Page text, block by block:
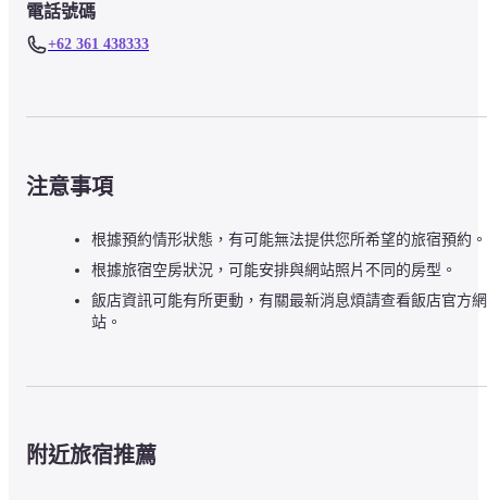
電話號碼
+62 361 438333
注意事項
根據預約情形狀態，有可能無法提供您所希望的旅宿預約。
根據旅宿空房狀況，可能安排與網站照片不同的房型。
飯店資訊可能有所更動，有關最新消息煩請查看飯店官方網
站。
附近旅宿推薦